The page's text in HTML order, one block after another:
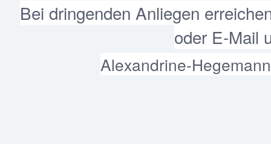
Bei dringenden Anliegen
oder E-Mail
Alexandrine-